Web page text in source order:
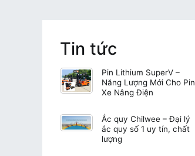
Tin tức
Pin Lithium SuperV –
Năng Lượng Mới Cho Pin
Xe Nâng Điện
Ắc quy Chilwee – Đại lý
ắc quy số 1 uy tín, chất
lượng